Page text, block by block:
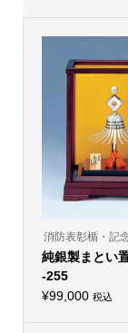
消防表彰楯・記
純銀製まとい
-255
¥99,000 税込
の